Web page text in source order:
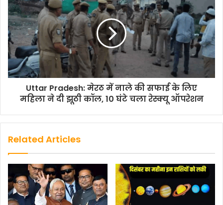
Uttar Pradesh: मेरठ में नाले की सफाई के लिए
महिला ने दी झूठी कॉल, 10 घंटे चला रेस्क्यू ऑपरेशन
Related Articles